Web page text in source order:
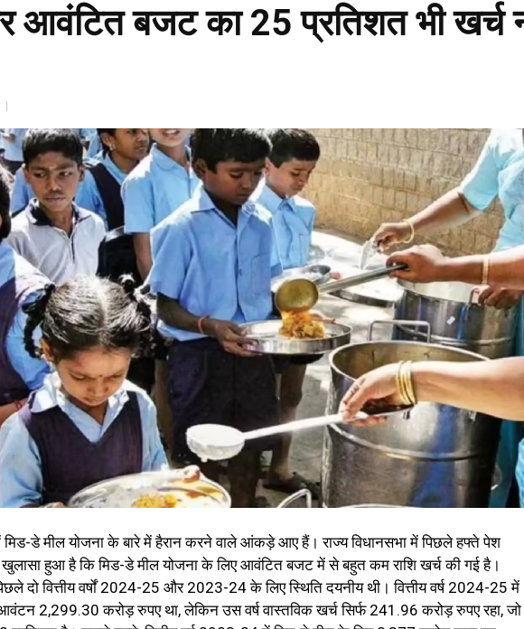
आवंटित बजट का 25 प्रतिशत भी खर्च
मिड-डे मील योजना के बारे में हैरान करने वाले आंकड़े आए हैं। राज्य विधानसभा में पिछले हफ्ते पेश
हुआ है कि मिड-डे मील योजना के लिए आवंटित बजट में से बहुत कम राशि खर्च की गई है।
दो वित्तीय वर्षों 2024-25 और 2023-24 के लिए स्थिति दयनीय थी। वित्तीय वर्ष 2024-25 में
2,299.30 करोड़ रुपए था, लेकिन उस वर्ष वास्तविक खर्च सिर्फ 241.96 करोड़ रुपए रहा, जो